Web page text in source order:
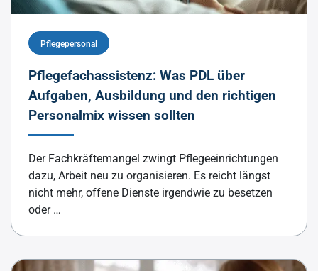
Pflegepersonal
Pflegefachassistenz: Was PDL über
Aufgaben, Ausbildung und den richtigen
Personalmix wissen sollten
Der Fachkräftemangel zwingt Pflegeeinrichtungen
dazu, Arbeit neu zu organisieren. Es reicht längst
nicht mehr, offene Dienste irgendwie zu besetzen
oder …